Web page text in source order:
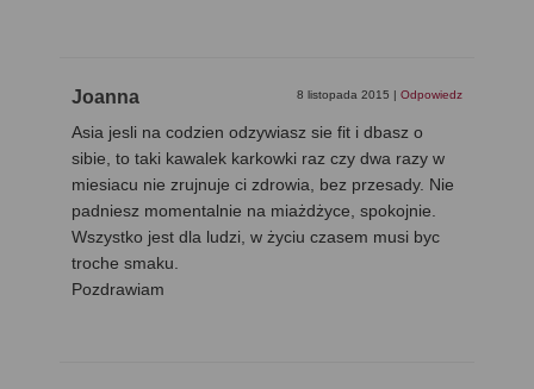
Joanna 8 listopada 2015 | Odpowiedz
Asia jesli na codzien odzywiasz sie fit i dbasz o
sibie, to taki kawalek karkowki raz czy dwa razy w
miesiacu nie zrujnuje ci zdrowia, bez przesady. Nie
padniesz momentalnie na miażdżyce, spokojnie.
Wszystko jest dla ludzi, w życiu czasem musi byc
troche smaku.
Pozdrawiam